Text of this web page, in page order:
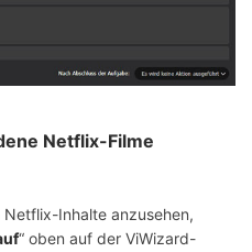
Netflix-Filme
Inhalte anzusehen,
“ oben auf der ViWizard-